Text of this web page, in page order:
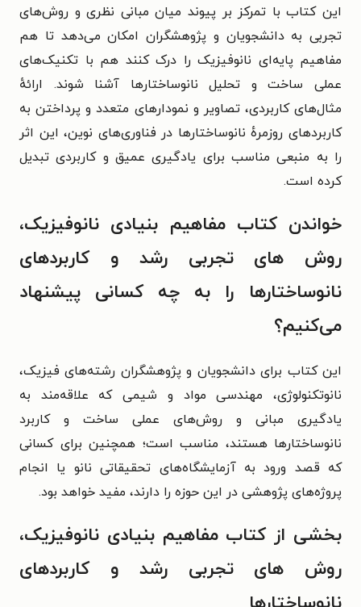
این کتاب با تمرکز بر پیوند میان مبانی نظری و روش‌های
تجربی به دانشجویان و پژوهشگران امکان می‌دهد تا هم
مفاهیم پایه‌ای نانوفیزیک را درک کنند هم با تکنیک‌های
عملی ساخت و تحلیل نانوساختارها آشنا شوند. ارائهٔ
مثال‌های کاربردی، تصاویر و نمودارهای متعدد و پرداختن به
کاربردهای روزمرهٔ نانوساختارها در فناوری‌های نوین، این اثر
را به منبعی مناسب برای یادگیری عمیق و کاربردی تبدیل
کرده است.
خواندن کتاب مفاهیم بنیادی نانوفیزیک،
روش های تجربی رشد و کاربردهای
نانوساختارها را به چه کسانی پیشنهاد
می‌کنیم؟
این کتاب برای دانشجویان و پژوهشگران رشته‌های فیزیک،
نانوتکنولوژی، مهندسی مواد و شیمی که علاقه‌مند به
یادگیری مبانی و روش‌های عملی ساخت و کاربرد
نانوساختارها هستند، مناسب است؛ همچنین برای کسانی
که قصد ورود به آزمایشگاه‌های تحقیقاتی نانو یا انجام
پروژه‌های پژوهشی در این حوزه را دارند، مفید خواهد بود.
بخشی از کتاب مفاهیم بنیادی نانوفیزیک،
روش های تجربی رشد و کاربردهای